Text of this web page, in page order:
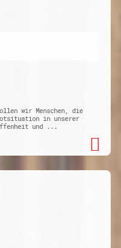
wollen wir Menschen, die
in unserer
und ...